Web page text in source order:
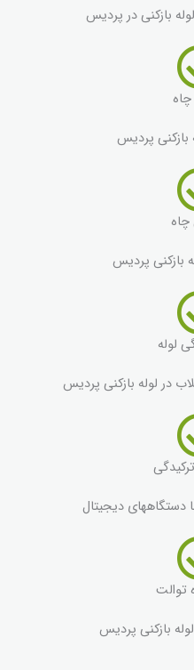
بازکنی در پردیس
بازکنی پردیس
چاه
بازکنی پردیس
لوله
در لوله بازکنی پردیس
دستگاههای دیجیتال
توالت
بازکنی پردیس